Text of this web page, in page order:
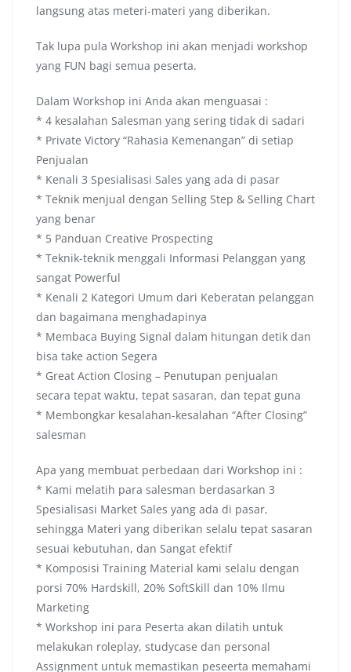
langsung atas meteri-materi yang diberikan.
Tak lupa pula Workshop ini akan menjadi workshop
yang FUN bagi semua peserta.
Dalam Workshop ini Anda akan menguasai :
* 4 kesalahan Salesman yang sering tidak di sadari
* Private Victory “Rahasia Kemenangan” di setiap
Penjualan
* Kenali 3 Spesialisasi Sales yang ada di pasar
* Teknik menjual dengan Selling Step & Selling Chart
yang benar
* 5 Panduan Creative Prospecting
* Teknik-teknik menggali Informasi Pelanggan yang
sangat Powerful
* Kenali 2 Kategori Umum dari Keberatan pelanggan
dan bagaimana menghadapinya
* Membaca Buying Signal dalam hitungan detik dan
bisa take action Segera
* Great Action Closing – Penutupan penjualan
secara tepat waktu, tepat sasaran, dan tepat guna
* Membongkar kesalahan-kesalahan “After Closing”
salesman
Apa yang membuat perbedaan dari Workshop ini :
* Kami melatih para salesman berdasarkan 3
Spesialisasi Market Sales yang ada di pasar,
sehingga Materi yang diberikan selalu tepat sasaran
sesuai kebutuhan, dan Sangat efektif
* Komposisi Training Material kami selalu dengan
porsi 70% Hardskill, 20% SoftSkill dan 10% Ilmu
Marketing
* Workshop ini para Peserta akan dilatih untuk
melakukan roleplay, studycase dan personal
Assignment untuk memastikan peseerta memahami